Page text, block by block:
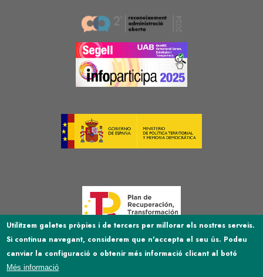
Image
Image
Image
Utilitzem galetes pròpies i de tercers per millorar els nostres serveis.
Si continua navegant, considerem que n'accepta el seu ús. Podeu
canviar la configuració o obtenir més informació clicant al botó
Més informació